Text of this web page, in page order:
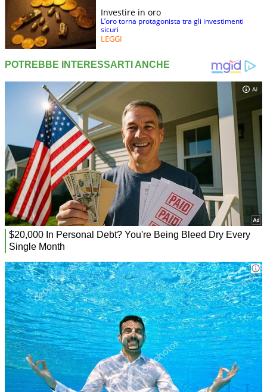
Investire in oro
L’oro torna protagonista tra gli investimenti
sicuri
LEGGI